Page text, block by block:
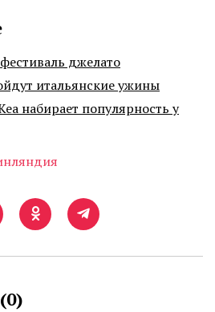
джелато
итальянские ужины
набирает популярность у
0)